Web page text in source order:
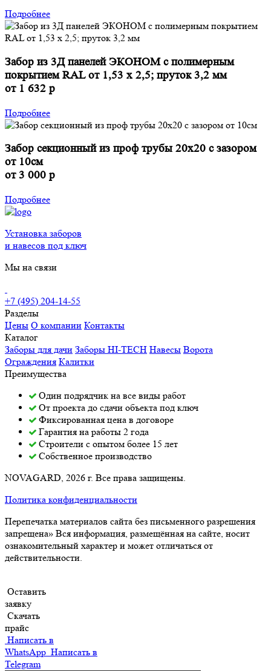
Подробнее
Забор из 3Д панелей ЭКОНОМ с полимерным
покрытием RAL от 1,53 х 2,5; пруток 3,2 мм
от 1 632 р
Подробнее
Забор секционный из проф трубы 20х20 с зазором
от 10см
от 3 000 р
Подробнее
Установка заборов
и навесов под ключ
Мы на связи
+7 (495) 204-14-55
Разделы
Цены О компании Контакты
Каталог
Заборы для дачи Заборы HI-TECH Навесы Ворота
Ограждения Калитки
Преимущества
Один подрядчик на все виды работ
От проекта до сдачи объекта под ключ
Фиксированная цена в договоре
Гарантия на работы 2 года
Строители с опытом более 15 лет
Собственное производство
NOVAGARD, 2026 г. Все права защищены.
Политика конфиденциальности
Перепечатка материалов сайта без письменного разрешения
запрещена» Вся информация, размещённая на сайте, носит
ознакомительный характер и может отличаться от
действительности.
Оставить
заявку
Скачать
прайс
Написать в
WhatsApp Написать в
Telegram